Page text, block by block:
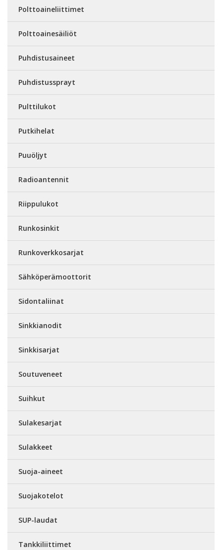
Polttoaineliittimet
Polttoainesäiliöt
Puhdistusaineet
Puhdistussprayt
Pulttilukot
Putkihelat
Puuöljyt
Radioantennit
Riippulukot
Runkosinkit
Runkoverkkosarjat
Sähköperämoottorit
Sidontaliinat
Sinkkianodit
Sinkkisarjat
Soutuveneet
Suihkut
Sulakesarjat
Sulakkeet
Suoja-aineet
Suojakotelot
SUP-laudat
Tankkiliittimet